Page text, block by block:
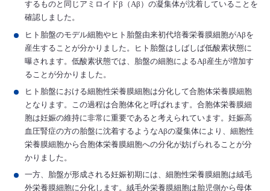
するものと同じアミロイドβ（Aβ）の凝集体が沈着していることを
確認しました。
ヒト胎盤のモデル細胞やヒト胎盤由来初代培養栄養膜細胞がAβを
産生することが分かりました。ヒト胎盤はしばしば低酸素状態に
曝されます。低酸素状態では、胎盤の細胞によるAβ産生が増加す
ることが分かりました。
ヒト胎盤における細胞性栄養膜細胞は分化して合胞体栄養膜細胞
となります。この過程は合胞体化と呼ばれます。合胞体栄養膜細
胞は妊娠の維持に非常に重要であると考えられています。妊娠高
血圧腎症の方の胎盤に沈着するようなAβの凝集体により、細胞性
栄養膜細胞から合胞体栄養膜細胞への分化が妨げられることが分
かりました。
一方、胎盤が形成される妊娠初期には、細胞性栄養膜細胞は絨毛
外栄養膜細胞に分化します。絨毛外栄養膜細胞は胎児側から母体